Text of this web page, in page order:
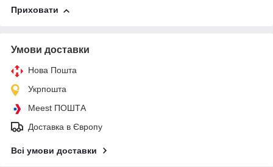
Приховати
Умови доставки
Нова Пошта
Укрпошта
Meest ПОШТА
Доставка в Європу
Всі умови доставки